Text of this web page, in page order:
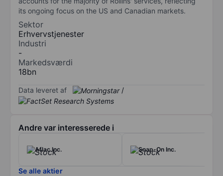
its ongoing focus on the US and Canadian markets.
Sektor
Erhvervstjenester
Industri
-
Markedsværdi
18bn
Data leveret af /
Andre var interesserede i
Aflac Inc. Snap-On Inc.
Se alle aktier